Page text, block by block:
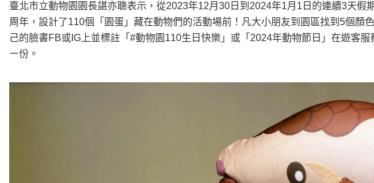
臺北市立動物園園長諶亦聰表示，從2023年12月30日到2024年1月1日的連續3天假
周年，設計了110個「園蛋」藏在動物們的活動場前！凡大小朋友到園區找到5個顏
己的臉書FB或IG上並標註「#動物園110生日快樂」或「2024年動物節日」在遊客
ㄧ份。